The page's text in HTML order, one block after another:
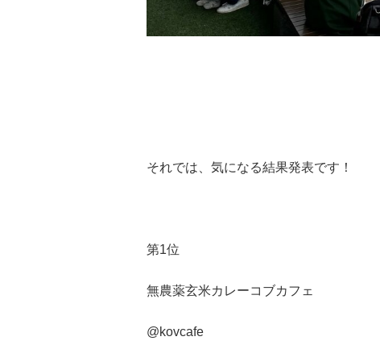
それでは、気になる結果発表です！
第1位
無農薬玄米カレーコブカフェ
@kovcafe